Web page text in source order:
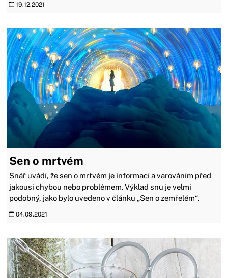
19.12.2021
Sen o mrtvém
Snář uvádí, že sen o mrtvém je informací a varováním před
jakousi chybou nebo problémem. Výklad snu je velmi
podobný, jako bylo uvedeno v článku „Sen o zemřelém“.
04.09.2021